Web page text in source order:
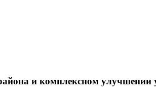
и комплексном улучшении